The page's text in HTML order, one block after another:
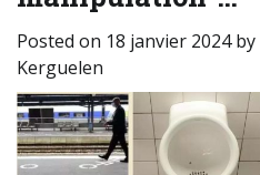
Posted on 18 janvier 2024by
Kerguelen